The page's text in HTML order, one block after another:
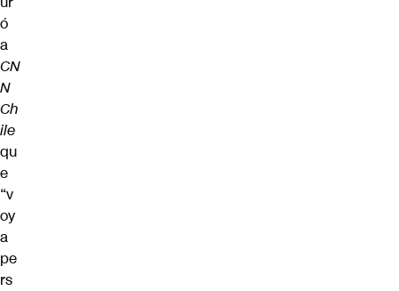
ó
a
CN
N
Ch
ile
qu
e
“v
oy
a
pe
rs